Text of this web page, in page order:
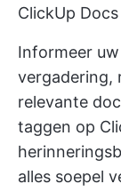
ClickUp
Informeer
vergadering,
relevante
taggen op
alles soepel